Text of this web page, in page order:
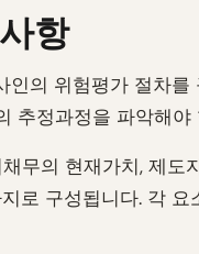
항
인의 위험평가 절차를
추정과정을 파악해야
무의 현재가치, 제도
로 구성됩니다. 각 요